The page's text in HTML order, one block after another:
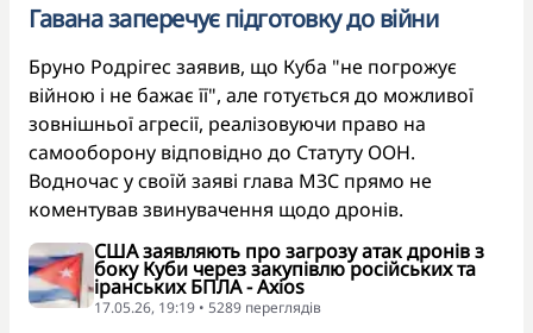
Гавана заперечує підготовку до війни
Бруно Родрігес заявив, що Куба "не погрожує
війною і не бажає її", але готується до можливої
зовнішньої агресії, реалізовуючи право на
самооборону відповідно до Статуту ООН.
Водночас у своїй заяві глава МЗС прямо не
коментував звинувачення щодо дронів.
США заявляють про загрозу атак дронів з
боку Куби через закупівлю російських та
іранських БПЛА - Axios
17.05.26, 19:19 • 5289 переглядiв